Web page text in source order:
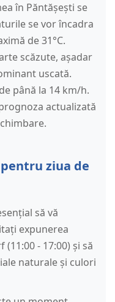
în Păntășești se
se vor încadra
de 31°C.
scăzute, așadar
uscată.
până la 14 km/h.
actualizată
ziua de
să vă
expunerea
- 17:00) și să
naturale și culori